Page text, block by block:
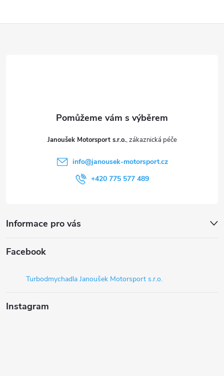
ý
Janoušek Motorsport s.r.o.
info@janousek-motorsport.cz
+420 775 577 489
Informace pro vás
Facebook
Turbodmychadla Janoušek Motorsport s.r.o.
Instagram